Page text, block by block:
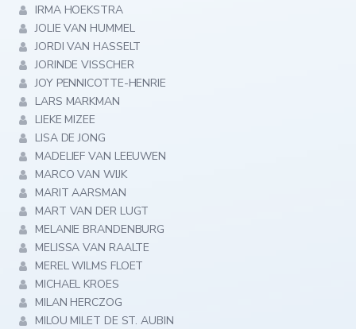
IRMA HOEKSTRA
JOLIE VAN HUMMEL
JORDI VAN HASSELT
JORINDE VISSCHER
JOY PENNICOTTE-HENRIE
LARS MARKMAN
LIEKE MIZEE
LISA DE JONG
MADELIEF VAN LEEUWEN
MARCO VAN WIJK
MARIT AARSMAN
MART VAN DER LUGT
MELANIE BRANDENBURG
MELISSA VAN RAALTE
MEREL WILMS FLOET
MICHAEL KROES
MILAN HERCZOG
MILOU MILET DE ST. AUBIN